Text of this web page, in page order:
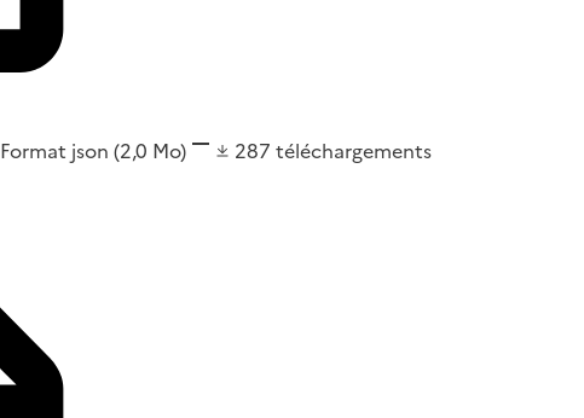
Format json (2,0 Mo) 287 téléchargements